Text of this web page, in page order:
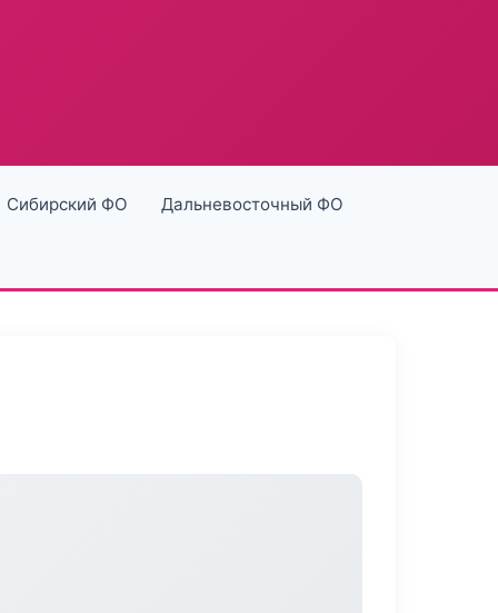
Сибирский ФО Дальневосточный ФО